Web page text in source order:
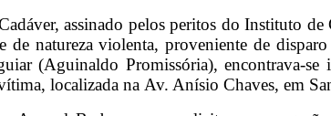
assinado pelos peritos do Instituto
de natureza violenta, proveniente de
(Aguinaldo Promissória), encontrava-
localizada na Av. Anísio Chaves, em